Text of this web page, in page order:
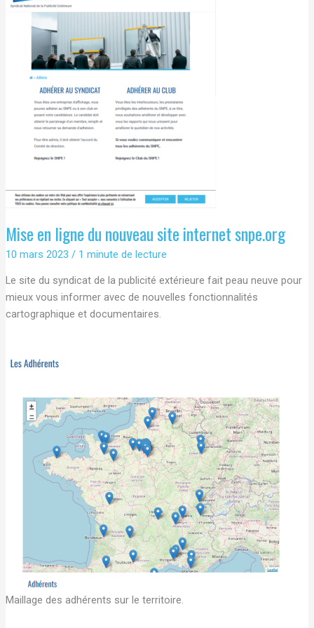
Assemblée
Générale
octobre
Mise en ligne du nouveau site internet snpe.org
10 mars 2023 / 1 minute de lecture
Le site du syndicat de la publicité extérieure fait peau neuve pour
mieux vous informer avec de nouvelles fonctionnalités
cartographique et documentaires.
Maillage des adhérents sur le territoire.